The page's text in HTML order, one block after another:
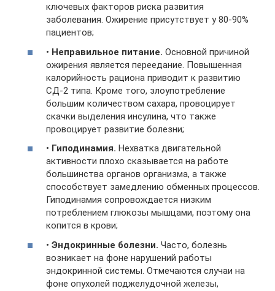
ключевых факторов риска развития
заболевания. Ожирение присутствует у 80-90%
пациентов;
• Неправильное питание. Основной причиной
ожирения является переедание. Повышенная
калорийность рациона приводит к развитию
СД-2 типа. Кроме того, злоупотребление
большим количеством сахара, провоцирует
скачки выделения инсулина, что также
провоцирует развитие болезни;
• Гиподинамия. Нехватка двигательной
активности плохо сказывается на работе
большинства органов организма, а также
способствует замедлению обменных процессов.
Гиподинамия сопровождается низким
потреблением глюкозы мышцами, поэтому она
копится в крови;
• Эндокринные болезни. Часто, болезнь
возникает на фоне нарушений работы
эндокринной системы. Отмечаются случаи на
фоне опухолей поджелудочной железы,